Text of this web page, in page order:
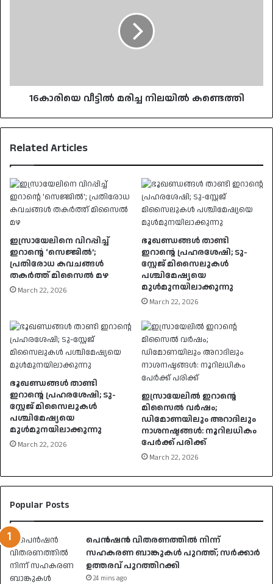
16കാരിയെ വീട്ടിൽ മരിച്ച നിലയിൽ കണ്ടെത്തി
Related Articles
ഇസ്രായേലിനെ വിറപ്പിച്ച്
ഇറാന്റെ ‘സെജ്ജിൽ’;
പ്രതിരോധ കവചങ്ങൾ
തകർത്ത് മിസൈൽ മഴ
March 22, 2026
ഭൂഖണ്ഡങ്ങൾ താണ്ടി
ഇറാൻ്റെ പ്രഹരശേഷി; ടു-
സ്റ്റേജ് മിസൈലുകൾ
പശ്ചിമേഷ്യയെ
മുൾമുനയിലാക്കുന്നു
March 22, 2026
ഭൂഖണ്ഡങ്ങൾ താണ്ടി
ഇറാൻ്റെ പ്രഹരശേഷി; ടു-
സ്റ്റേജ് മിസൈലുകൾ
പശ്ചിമേഷ്യയെ
മുൾമുനയിലാക്കുന്നു
March 22, 2026
ഇസ്രായേലിൽ ഇറാൻ്റെ
മിസൈൽ വർഷം;
ഡിമോണയിലും അറാദിലും
നാശനഷ്ടങ്ങൾ: നൂറിലധികം
പേർക്ക് പരിക്ക്
March 22, 2026
Popular Posts
പെൻഷൻ വിതരണത്തിൽ നിന്ന്
സഹകരണ ബാങ്കുകൾ പുറത്ത്; സർക്കാർ
ഉത്തരവ് പുറത്തിറക്കി
24 mins ago